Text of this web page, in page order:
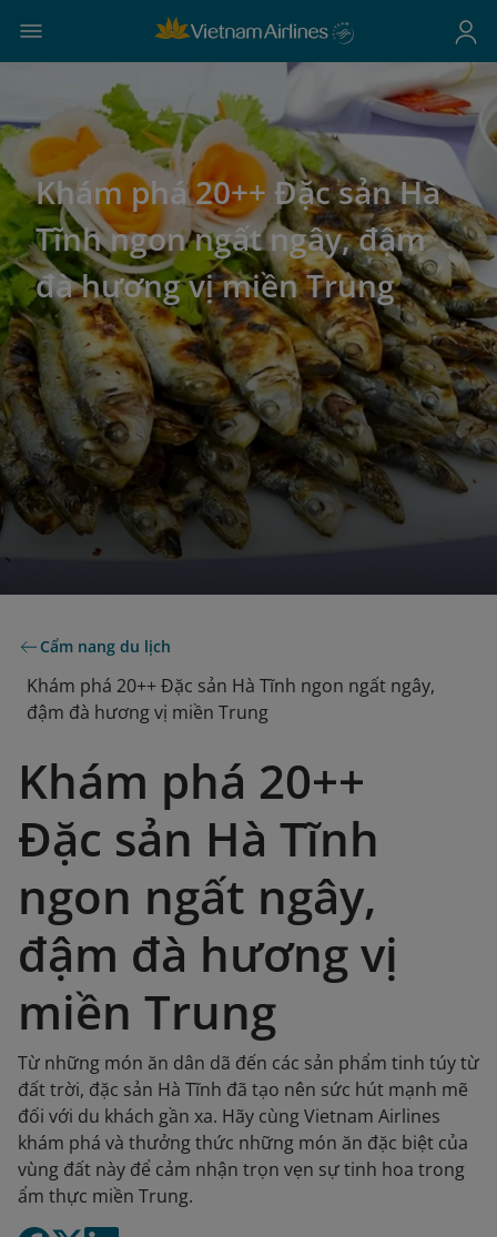
Khám phá 20++ Đặc sản Hà
Tĩnh ngon ngất ngây, đậm
đà hương vị miền Trung
Cẩm nang du lịch
Khám phá 20++ Đặc sản Hà Tĩnh ngon ngất ngây,
đậm đà hương vị miền Trung
Khám phá 20++
Đặc sản Hà Tĩnh
ngon ngất ngây,
đậm đà hương vị
miền Trung
Từ những món ăn dân dã đến các sản phẩm tinh túy từ
đất trời, đặc sản Hà Tĩnh đã tạo nên sức hút mạnh mẽ
đối với du khách gần xa. Hãy cùng Vietnam Airlines
khám phá và thưởng thức những món ăn đặc biệt của
vùng đất này để cảm nhận trọn vẹn sự tinh hoa trong
ẩm thực miền Trung.